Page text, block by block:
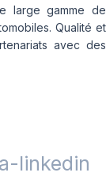
large gamme de
Qualité et
avec des
linkedin